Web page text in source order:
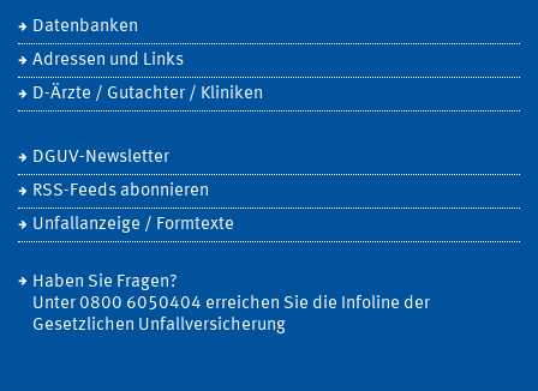
Datenbanken
Adressen und Links
D-Ärzte / Gutachter / Kliniken
DGUV-Newsletter
RSS-Feeds abonnieren
Unfallanzeige / Formtexte
Haben Sie Fragen?
Unter 0800 6050404 erreichen Sie die Infoline der
Gesetzlichen Unfallversicherung